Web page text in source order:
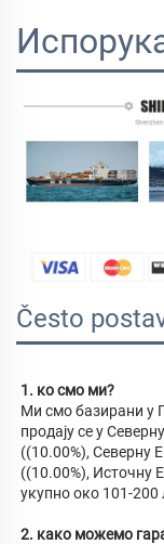
Često
1. ко смо ми?
Ми смо базирани у
продају се у
((10.00%), Северну
((10.00%), Источну
укупно око 101-
2. како можемо